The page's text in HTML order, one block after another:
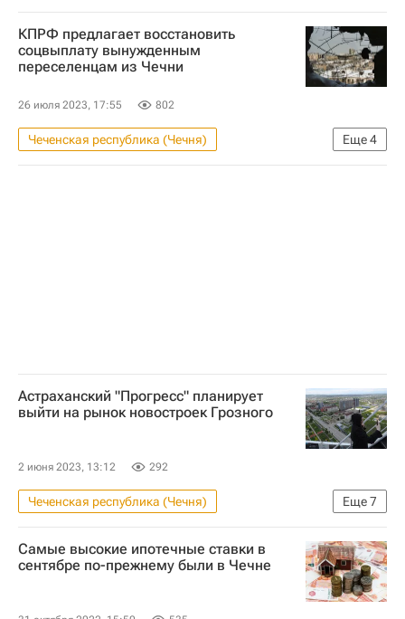
Детские сады
КПРФ предлагает восстановить
соцвыплату вынужденным
переселенцам из Чечни
26 июля 2023, 17:55 802
Еще4
Чеченская республика (Чечня)
Николай Коломейцев
Жилье
Астраханский "Прогресс" планирует
выйти на рынок новостроек Грозного
2 июня 2023, 13:12 292
Еще7
Чеченская республика (Чечня)
Форум "Движение" 2023
Грозный
Жилье
Астрахань
Строительство
Самые высокие ипотечные ставки в
сентябре по-прежнему были в Чечне